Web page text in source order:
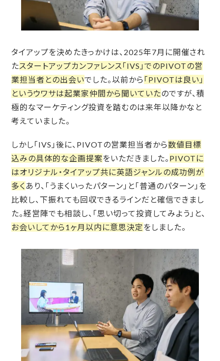
タイアップを決めたきっかけは、2025年7月に開催され
たスタートアップカンファレンス「IVS」でのPIVOTの営
業担当者との出会いでした。以前から 「PIVOTは良い」
というウワサは起業家仲間から聞いていたのですが、積
極的なマーケティング投資を踏むのは来年以降かなと
考えていました。
しかし「IVS」後に、PIVOTの営業担当者から数値目標
込みの具体的な企画提案をいただきました。 PIVOTに
はオリジナル・タイアップ共に英語ジャンルの成功例が
多く あり、「うまくいったパターン」と「普通のパターン」を
比較し、下振れても回収できるラインだと確信できまし
た。経営陣でも相談し、「思い切って投資してみよう」と、
お会いしてから1ヶ月以内に意思決定をしました。